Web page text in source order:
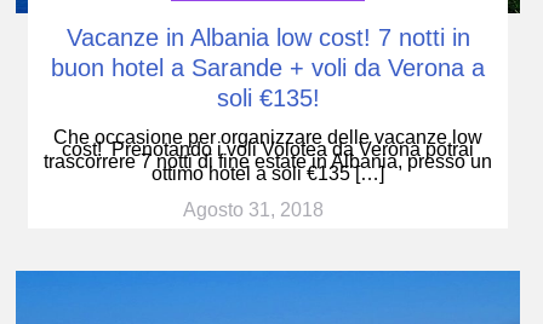
Vacanze in Albania low cost! 7 notti in
buon hotel a Sarande + voli da Verona a
soli €135!
Che occasione per organizzare delle vacanze low
cost! Prenotando i voli Volotea da Verona potrai
trascorrere 7 notti di fine estate in Albania, presso un
ottimo hotel a soli €135 […]
Agosto 31, 2018